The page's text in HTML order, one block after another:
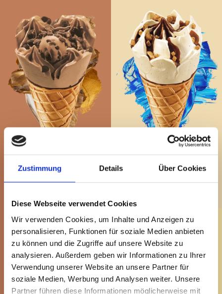
Zustimmung Details Über Cookies
Diese Webseite verwendet Cookies
Wir verwenden Cookies, um Inhalte und Anzeigen zu
personalisieren, Funktionen für soziale Medien anbieten
zu können und die Zugriffe auf unsere Website zu
analysieren. Außerdem geben wir Informationen zu Ihrer
Verwendung unserer Website an unsere Partner für
soziale Medien, Werbung und Analysen weiter. Unsere
Partner führen diese Informationen möglicherweise mit
STRACCIATELLA CAFÉ